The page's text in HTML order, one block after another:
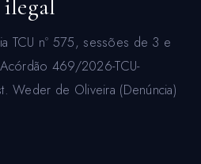
TCU nº 575, sessões de 3 e
469/2026-TCU-
Weder de Oliveira (Denúncia)